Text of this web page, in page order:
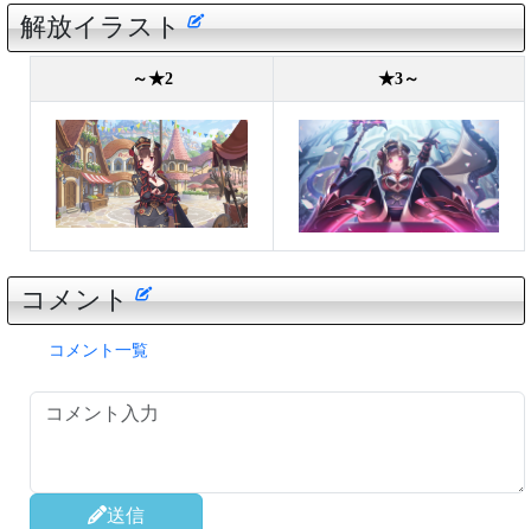
解放イラスト
～★2 ★3～
コメント
コメント一覧
送信